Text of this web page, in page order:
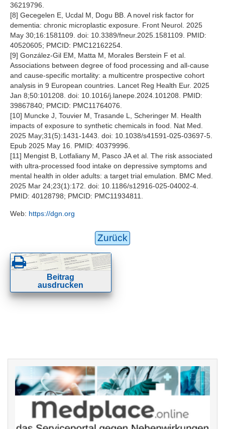
36219796.
[8] Gecegelen E, Ucdal M, Dogu BB. A novel risk factor for
dementia: chronic microplastic exposure. Front Neurol. 2025
May 30;16:1581109. doi: 10.3389/fneur.2025.1581109. PMID:
40520605; PMCID: PMC12162254.
[9] González-Gil EM, Matta M, Morales Berstein F et al.
Associations between degree of food processing and all-cause
and cause-specific mortality: a multicentre prospective cohort
analysis in 9 European countries. Lancet Reg Health Eur. 2025
Jan 8;50:101208. doi: 10.1016/j.lanepe.2024.101208. PMID:
39867840; PMCID: PMC11764076.
[10] Muncke J, Touvier M, Trasande L, Scheringer M. Health
impacts of exposure to synthetic chemicals in food. Nat Med.
2025 May;31(5):1431-1443. doi: 10.1038/s41591-025-03697-5.
Epub 2025 May 16. PMID: 40379996.
[11] Mengist B, Lotfaliany M, Pasco JA et al. The risk associated
with ultra-processed food intake on depressive symptoms and
mental health in older adults: a target trial emulation. BMC Med.
2025 Mar 24;23(1):172. doi: 10.1186/s12916-025-04002-4.
PMID: 40128798; PMCID: PMC11934811.
Web: https://dgn.org
Zurück
Beitrag
ausdrucken